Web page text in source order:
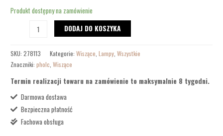
Produkt dostępny na zamówienie
DODAJ DO KOSZYKA
SKU:278113 Kategorie:Wiszące,Lampy,Wszystkie
Znaczniki:pholc,Wiszące
Termin realizacji towaru na zamówienie to maksymalnie 8 tygodni.
Darmowa dostawa
Bezpieczna płatność
Fachowa obsługa